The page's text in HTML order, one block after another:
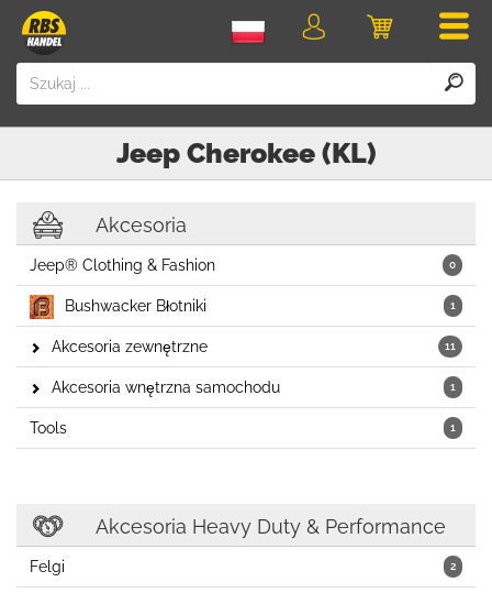
Koszyk
Logowanie
Jeep Cherokee (KL)
Akcesoria
0
Jeep® Clothing & Fashion
1
Bushwacker Błotniki
11
Akcesoria zewnętrzne
1
Akcesoria wnętrzna samochodu
1
Tools
Akcesoria Heavy Duty & Performance
2
Felgi